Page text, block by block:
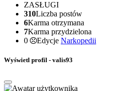
ZASŁUGI
310Liczba postów
6Karma otrzymana
7Karma przydzielona
0
Edycje Narkopedii
Wyświetl profil - valis93